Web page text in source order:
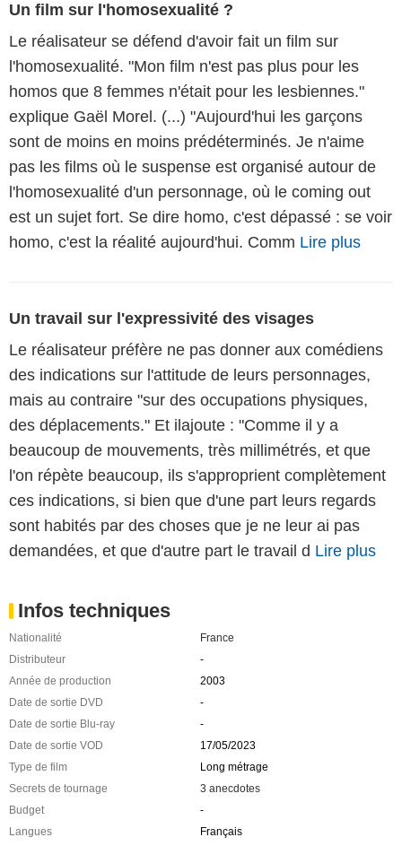
Un film sur l'homosexualité ?
Le réalisateur se défend d'avoir fait un film sur
l'homosexualité. "Mon film n'est pas plus pour les
homos que 8 femmes n'était pour les lesbiennes."
explique Gaël Morel. (...) "Aujourd'hui les garçons
sont de moins en moins prédéterminés. Je n'aime
pas les films où le suspense est organisé autour de
l'homosexualité d'un personnage, où le coming out
est un sujet fort. Se dire homo, c'est dépassé : se voir
homo, c'est la réalité aujourd'hui. Comm Lire plus
Un travail sur l'expressivité des visages
Le réalisateur préfère ne pas donner aux comédiens
des indications sur l'attitude de leurs personnages,
mais au contraire "sur des occupations physiques,
des déplacements." Et ilajoute : "Comme il y a
beaucoup de mouvements, très millimétrés, et que
l'on répète beaucoup, ils s'approprient complètement
ces indications, si bien que d'une part leurs regards
sont habités par des choses que je ne leur ai pas
demandées, et que d'autre part le travail d Lire plus
Infos techniques
Nationalité
France
Distributeur
-
Année de production
2003
Date de sortie DVD
-
Date de sortie Blu-ray
-
Date de sortie VOD
17/05/2023
Type de film
Long métrage
Secrets de tournage
3 anecdotes
Budget
-
Langues
Français